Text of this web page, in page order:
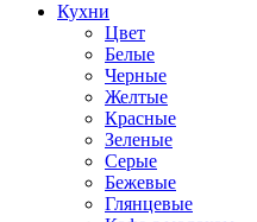
Кухни
Цвет
Белые
Черные
Желтые
Красные
Зеленые
Серые
Бежевые
Глянцевые